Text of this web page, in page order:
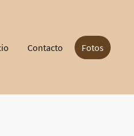
Contacto Fotos